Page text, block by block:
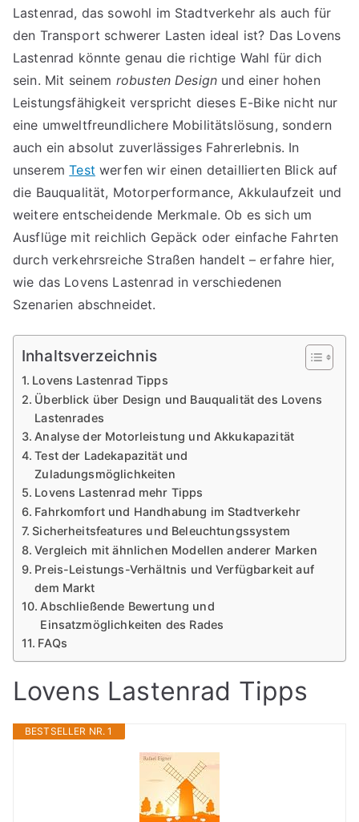
Lastenrad, das sowohl im Stadtverkehr als auch für
den Transport schwerer Lasten ideal ist? Das Lovens
Lastenrad könnte genau die richtige Wahl für dich
sein. Mit seinem robusten Design und einer hohen
Leistungsfähigkeit verspricht dieses E-Bike nicht nur
eine umweltfreundlichere Mobilitätslösung, sondern
auch ein absolut zuverlässiges Fahrerlebnis. In
unseremTest werfen wir einen detaillierten Blick auf
die Bauqualität, Motorperformance, Akkulaufzeit und
weitere entscheidende Merkmale. Ob es sich um
Ausflüge mit reichlich Gepäck oder einfache Fahrten
durch verkehrsreiche Straßen handelt – erfahre hier,
wie das Lovens Lastenrad in verschiedenen
Szenarien abschneidet.
Inhaltsverzeichnis
Lovens Lastenrad Tipps
Überblick über Design und Bauqualität des Lovens
Lastenrades
Analyse der Motorleistung und Akkukapazität
Test der Ladekapazität und
Zuladungsmöglichkeiten
Lovens Lastenrad mehr Tipps
Fahrkomfort und Handhabung im Stadtverkehr
Sicherheitsfeatures und Beleuchtungssystem
Vergleich mit ähnlichen Modellen anderer Marken
Preis-Leistungs-Verhältnis und Verfügbarkeit auf
dem Markt
Abschließende Bewertung und
Einsatzmöglichkeiten des Rades
FAQs
Lovens Lastenrad Tipps
BESTSELLER NR. 1